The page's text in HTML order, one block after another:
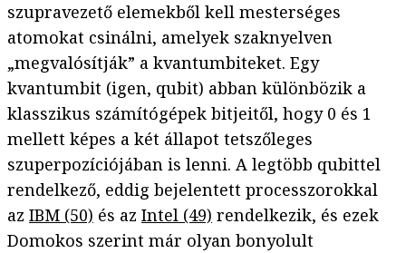
szupravezető elemekből kell mesterséges
atomokat csinálni, amelyek szaknyelven
„megvalósítják” a kvantumbiteket. Egy
kvantumbit (igen, qubit) abban különbözik a
klasszikus számítógépek bitjeitől, hogy 0 és 1
mellett képes a két állapot tetszőleges
szuperpozíciójában is lenni. A legtöbb qubittel
rendelkező, eddig bejelentett processzorokkal
az IBM (50) és az Intel (49) rendelkezik, és ezek
Domokos szerint már olyan bonyolult